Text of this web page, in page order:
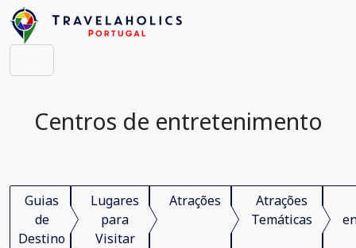
Centros de entretenimento
Guias
de
Destino
Lugares
para
Visitar
Atrações
Atrações
Temáticas